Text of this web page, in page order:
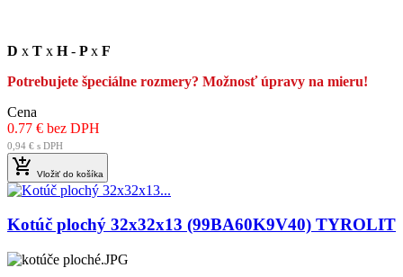
D x T x H- Px F
Potrebujete špeciálne rozmery? Možnosť úpravy na mieru!
Cena
0.77 € bez DPH
0,94 € s DPH
 Vložiť do košíka
Kotúč plochý 32x32x13 (99BA60K9V40) TYROLIT